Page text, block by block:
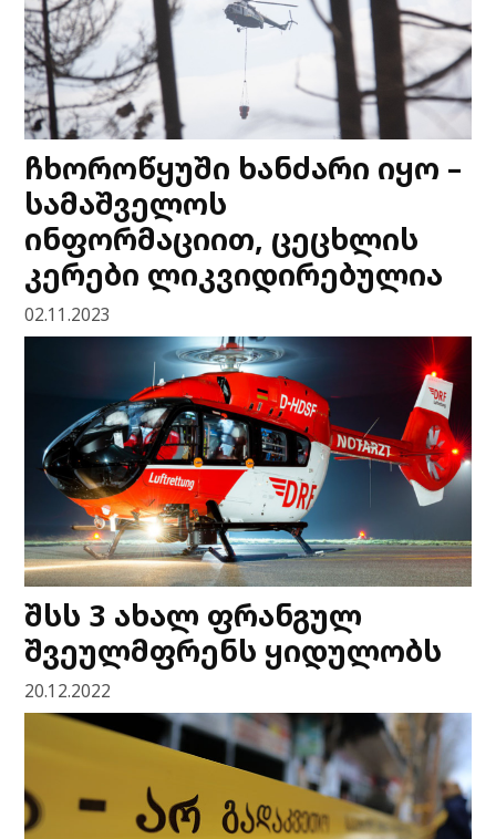
ჩხოროწყუში ხანძარი იყო –
სამაშველოს
ინფორმაციით, ცეცხლის
კერები ლიკვიდირებულია
02.11.2023
შსს 3 ახალ ფრანგულ
შვეულმფრენს ყიდულობს
20.12.2022